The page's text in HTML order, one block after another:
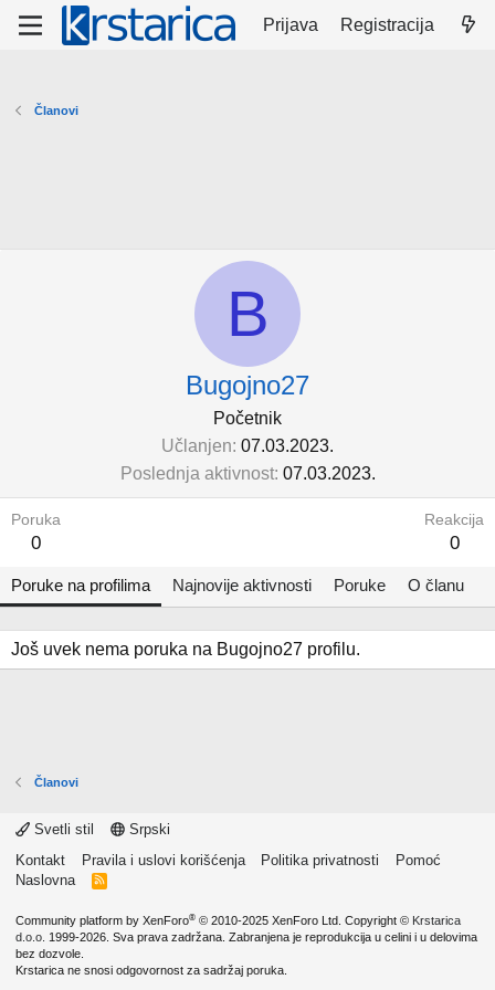
Prijava Registracija
Članovi
B
Bugojno27
Početnik
Učlanjen 07.03.2023.
Poslednja aktivnost 07.03.2023.
Poruka
0
Reakcija
0
Poruke na profilima Najnovije aktivnosti Poruke O članu
Još uvek nema poruka na Bugojno27 profilu.
Članovi
Svetli stil
Srpski
Kontakt
Pravila i uslovi korišćenja Politika privatnosti
Pomoć
Naslovna
R
Community platform by XenForo® © 2010-2025 XenForo Ltd. Copyright © Krstarica
d.o.o. 1999-2026. Sva prava zadržana. Zabranjena je reprodukcija u celini i u delovima
bez dozvole.
Krstarica ne snosi odgovornost za sadržaj poruka.